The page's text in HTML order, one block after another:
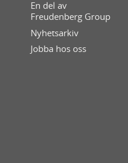
En del av
Freudenberg Group
Nyhetsarkiv
Jobba hos oss